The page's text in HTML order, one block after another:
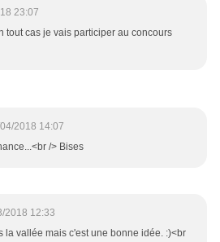
23:07
tout cas je vais participer au concours
2018 14:07
/> Bises
2018 12:33
la vallée mais c'est une bonne idée. :)<br